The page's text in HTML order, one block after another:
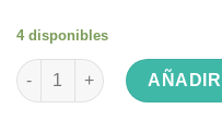
4 disponibles
Heladera con dispenser